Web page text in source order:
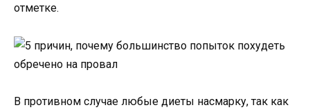
отметке.
В противном случае любые диеты насмарку, так как